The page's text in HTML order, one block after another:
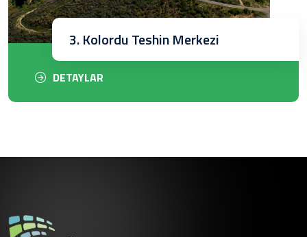
DETAYLAR
3. Kolordu Teshin Merkezi